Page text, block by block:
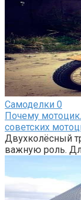
Самоделки 0
Почему
советских
Двухколёсный
важную роль.